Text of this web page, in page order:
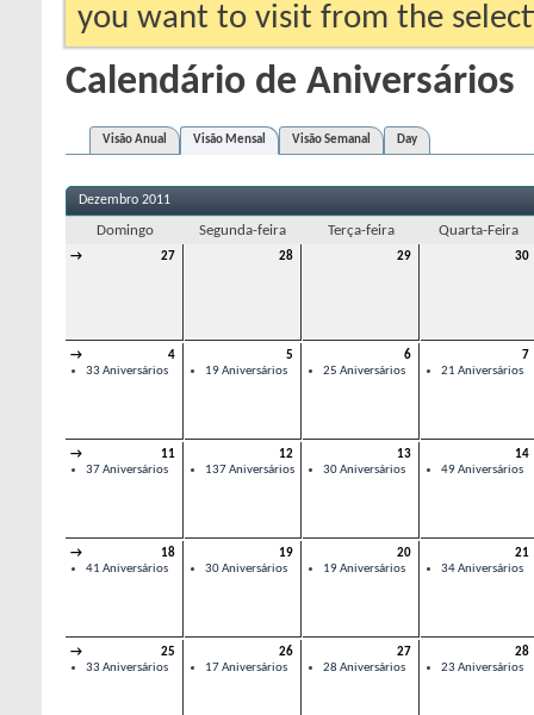
you want to visit from the
Calendário de Aniversários
Visão Anual Visão Mensal Visão Semanal Day
Dezembro 2011
Domingo Segunda-feira Terça-feira Quarta-Feira
→ 27 28 29 30
→
4
33 Aniversários
5
19 Aniversários
6
25 Aniversários
7
21 Aniversários
→
11
37 Aniversários
12
137 Aniversários
13
30 Aniversários
14
49 Aniversários
→
18
41 Aniversários
19
30 Aniversários
20
19 Aniversários
21
34 Aniversários
→
25
33 Aniversários
26
17 Aniversários
27
28 Aniversários
28
23 Aniversários